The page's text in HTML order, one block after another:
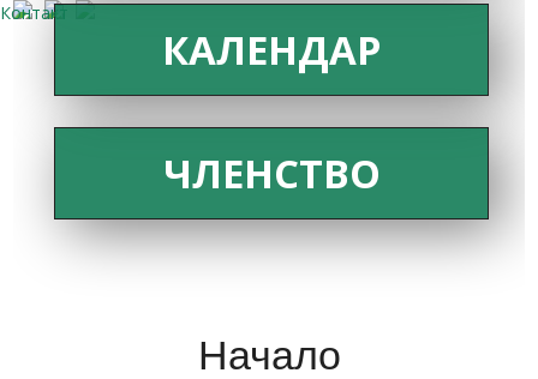
Контакт
КАЛЕНДАР
ЧЛЕНСТВО
Начало